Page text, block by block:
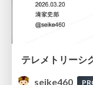
seike460